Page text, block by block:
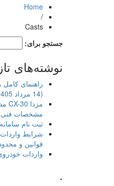
Home
/
Casts
جستجو برای:
نوشته‌های
راهنمای
(14 مرداد 1405)
مشخصات فنی
ثبت نام
شرایط
قوانین و
واردات
.